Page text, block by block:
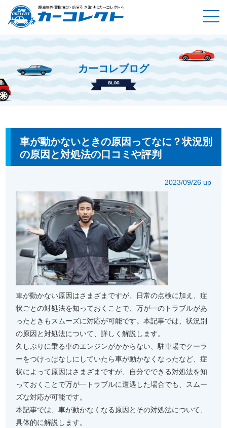
カーコレブログ
ホーム カーコレブログ
車が動かないときの原因ってなに？状
況別の原因と対処法の口コミや評判
車が動かないときの原因ってなに？状況別
の原因と対処法の口コミや評判
2023/09/26 up
車が動かない原因はさまざまですが、日常の点検に加え、症
状ごとの対処法を知っておくことで、万が一のトラブルがあ
ったときもスムーズに対応が可能です。本記事では、状況別
の原因と対処法について、詳しく解説します。
久しぶりに乗る車のエンジンがかからない、駐車場でクーラ
ーをつけっぱなしにしていたら車が動かなくなったなど、症
状によって原因はさまざまですが、自分でできる対処法を知
っておくことで万が一トラブルに遭遇した場合でも、スムー
ズな対応が可能です。
本記事では、車が動かなくなる原因とその対処法について、
具体的に解説します。